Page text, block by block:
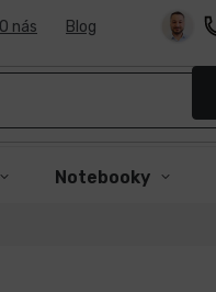
O nás Blog
Notebooky